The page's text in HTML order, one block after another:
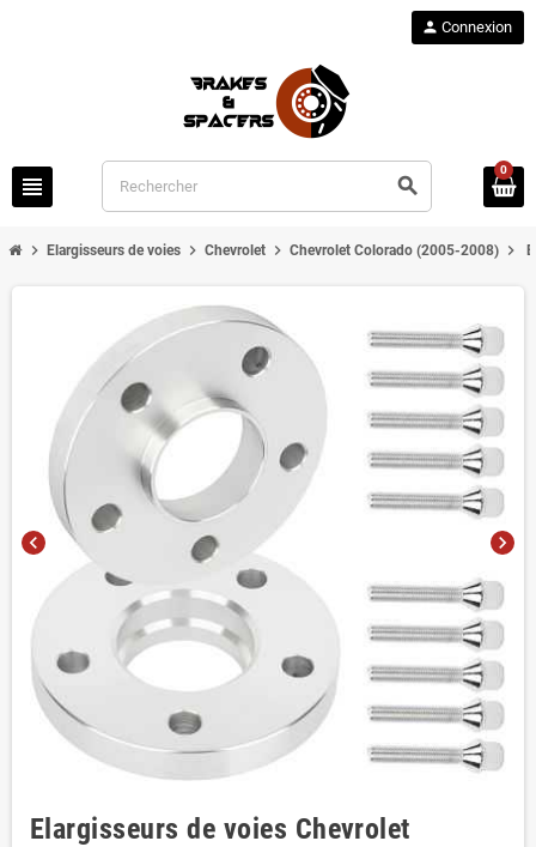
view_headline search
person Connexion
0
chevron_right Elargisseurs de voies chevron_right Chevrolet chevron_right Chevrolet Colorado (2005-2008) chevron_right
chevron_left chevron_right
Elargisseurs de voies Chevrolet